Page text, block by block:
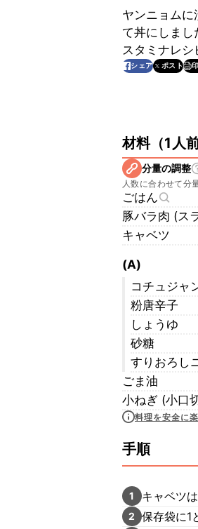
ヤンニョム
て丼にしま
スタミナレシ
シェア ポスト
材料（1人
分量の調整
人数に合わせて分
ごはん
豚バラ肉 (ス
キャベツ
(A)
コチュジャ
粉唐辛子
しょうゆ
砂糖
すりおろし
ごま油
小ねぎ (小口
料理を安全に
手順
1 キャベツ
2 保存袋に1